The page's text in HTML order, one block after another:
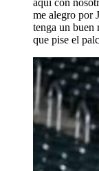
me alegro por
tenga un buen
que pise el